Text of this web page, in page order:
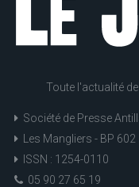
Toute l'actualité
Société de Presse
Les Mangliers - BP 602
ISSN : 1254-0110
05 90 27 65 19